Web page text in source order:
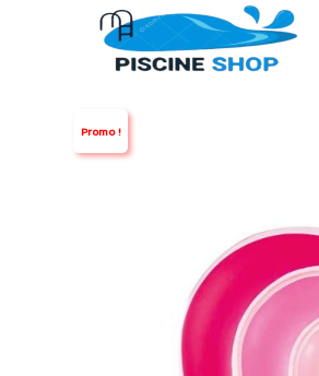
Promo !